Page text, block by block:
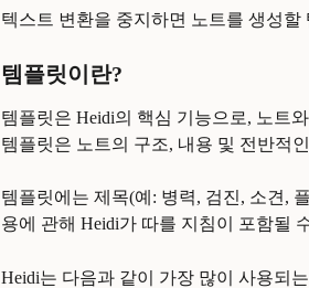
텍스트 변환을 중지하면 노트를 생성
템플릿이란?
템플릿은 Heidi의 핵심 기능으로, 노트
템플릿은 노트의 구조, 내용 및 전반적
템플릿에는 제목(예: 병력, 검진, 소견,
용에 관해 Heidi가 따를 지침이 포함될
Heidi는 다음과 같이 가장 많이 사용되